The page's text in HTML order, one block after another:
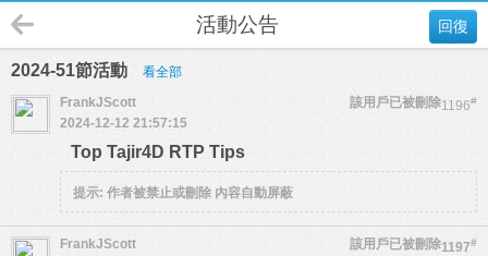
回復
活動公告
2024-51節活動 看全部
1196#
FrankJScott
該用戶已被刪除
2024-12-12 21:57:15
Top Tajir4D RTP Tips
提示: 作者被禁止或刪除 內容自動屏蔽
1197#
FrankJScott
該用戶已被刪除